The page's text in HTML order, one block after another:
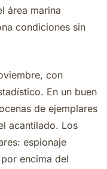
área marina
condiciones sin
con
En un buen
de ejemplares
acantilado. Los
espionaje
encima del